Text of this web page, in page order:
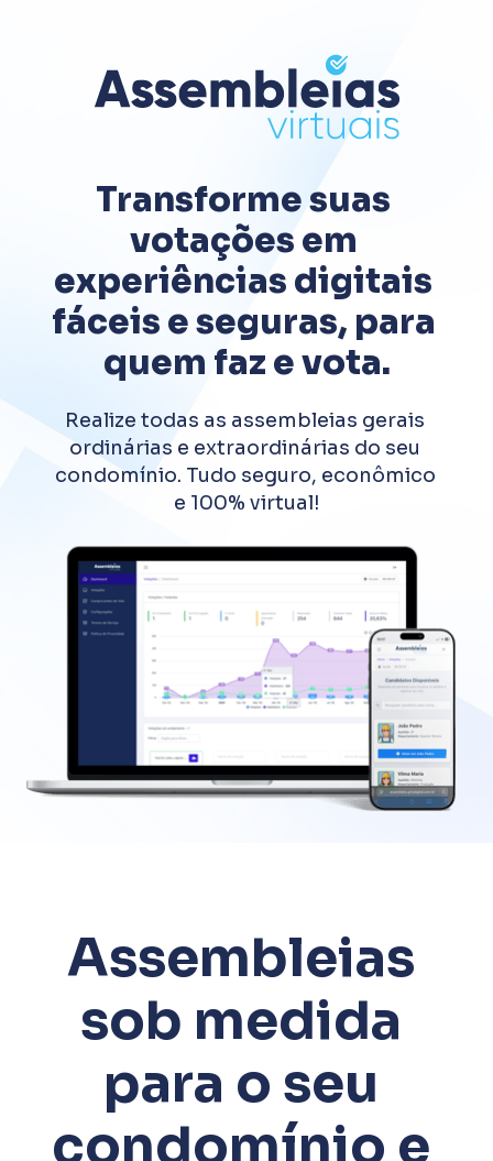
Transforme suas
votações em
experiências digitais
fáceis e seguras, para
quem faz e vota.
Realize todas as assembleias gerais
ordinárias e extraordinárias do seu
condomínio. Tudo seguro, econômico
e 100% virtual!
Assembleias
sob medida
para o seu
condomínio e